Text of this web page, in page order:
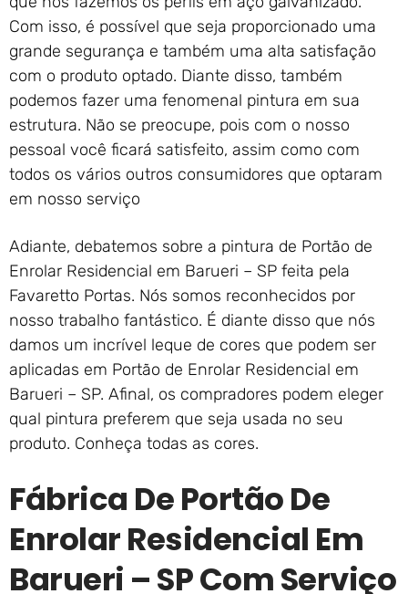
Com isso, é possível que seja proporcionado uma
grande segurança e também uma alta satisfação
com o produto optado. Diante disso, também
podemos fazer uma fenomenal pintura em sua
estrutura. Não se preocupe, pois com o nosso
pessoal você ficará satisfeito, assim como com
todos os vários outros consumidores que optaram
em nosso serviço
Adiante, debatemos sobre a pintura de Portão de
Enrolar Residencial em Barueri – SP feita pela
Favaretto Portas. Nós somos reconhecidos por
nosso trabalho fantástico. É diante disso que nós
damos um incrível leque de cores que podem ser
aplicadas em Portão de Enrolar Residencial em
Barueri – SP. Afinal, os compradores podem eleger
qual pintura preferem que seja usada no seu
produto. Conheça todas as cores.
Fábrica De Portão De
Enrolar Residencial Em
Barueri – SP Com Serviço